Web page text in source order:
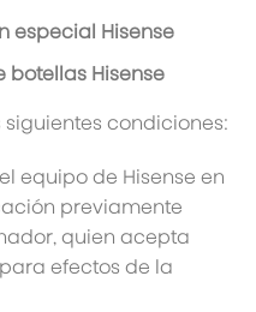
especial Hisense
botellas Hisense
condiciones:
equipo de Hisense en
previamente
quien acepta
efectos de la